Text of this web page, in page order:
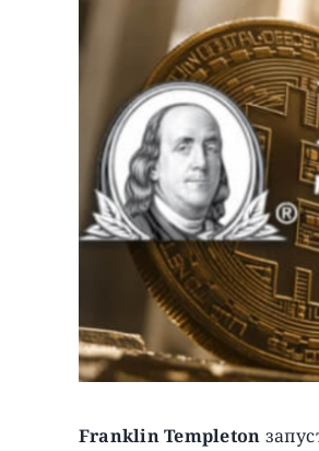
Franklin Templeton